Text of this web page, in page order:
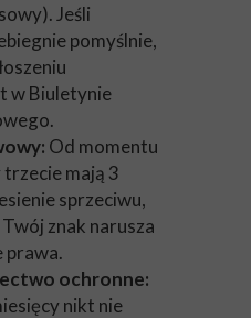
Jeśli
pomyślnie,
w Biuletynie
Od momentu
mają 3
sprzeciwu,
znak narusza
prawa.
ochronne:
nikt nie